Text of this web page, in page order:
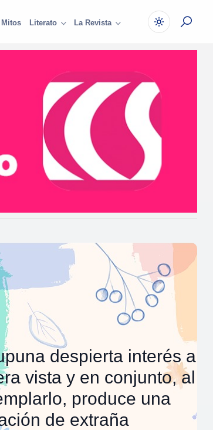
Mitos Literato La Revista
despierta interés a
vista y en conjunto, al
produce una
de extraña